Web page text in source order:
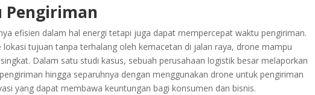
Pengiriman
efisien dalam hal energi tetapi juga dapat mempercepat waktu pengiriman.
tujuan tanpa terhalang oleh kemacetan di jalan raya, drone mampu
Dalam satu studi kasus, sebuah perusahaan logistik besar melaporkan
hingga separuhnya dengan menggunakan drone untuk pengiriman
yang dapat membawa keuntungan bagi konsumen dan bisnis.